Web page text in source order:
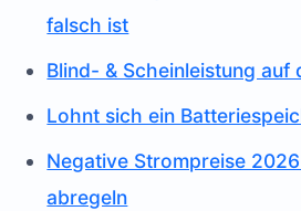
falsch ist
Blind- & Scheinleistung auf
Lohnt sich ein
Negative Strompreise
abregeln